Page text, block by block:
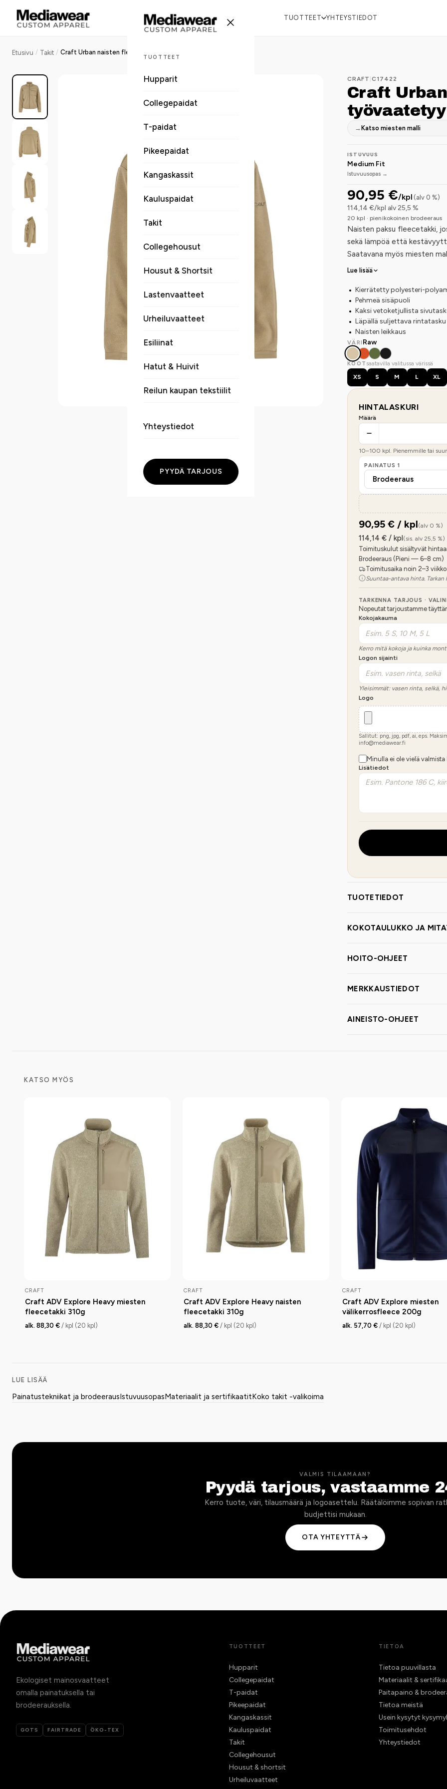
TUOTTEET YHTEYSTIEDOT
TUOTTEET
Hupparit
Collegepaidat
T-paidat
Pikeepaidat
Kangaskassit
Kauluspaidat
Takit
Collegehousut
Housut & Shortsit
Lastenvaatteet
Urheiluvaatteet
Esiliinat
Hatut & Huivit
Reilun kaupan tekstiilit
Yhteystiedot
PYYDÄ TARJOUS
Etusivu / Takit /
CRAFT C17422
Craft
→ Katso miesten malli
ISTUVUUS
Medium Fit
Istuvuusopas →
90,95 €/kpl (alv 0 %)
114,14 €/kpl alv 25,5 %
20 kpl · pienikokoinen brodeeraus
Naisten paksu fleecetakki,
sekä lämpöä että
Saatavana myös miesten
Lue lisää
Kierrätetty polyesteri-
Pehmeä sisäpuoli
Kaksi vetoketjullista
Läpällä suljettava rintatasku
Naisten leikkaus
VÄRI Raw
KOOT saatavilla valitussa värissä
XS
S M L XL
HINTALASKURI
Määrä
10–100 kpl. Pienemmille tai
PAINATUS 1
90,95 € / kpl(alv 0 %)
114,14 € / kpl(sis. alv 25,5 %)
Toimituskulut sisältyvät
Brodeeraus (Pieni — 6–8 cm)
Toimitusaika noin 2–3
Suuntaa-antava hinta.
TARKENNA TARJOUS ·
Nopeutat tarjoustamme
Kokojakauma
Kerro mitä kokoja ja kuinka
Logon sijainti
Yleisimmät: vasen rinta, selkä,
Logo
Sallitut: png, jpg, pdf, ai, eps.
info@mediawear.fi
Minulla ei ole vielä valmista
Lisätiedot
TUOTETIEDOT
KOKOTAULUKKO JA
HOITO-OHJEET
MERKKAUSTIEDOT
AINEISTO-OHJEET
KATSO MYÖS
CRAFT
Craft ADV Explore Heavy miesten
fleecetakki 310g
alk. 88,30 € / kpl (20 kpl)
CRAFT
Craft ADV Explore Heavy naisten
fleecetakki 310g
alk. 88,30 € / kpl (20 kpl)
CRAFT
Craft ADV Explore miesten
välikerrosfleece 200g
alk. 57,70 € / kpl (20 kpl)
LUE LISÄÄ
Painatustekniikat ja brodeerausIstuvuusopasMateriaalit ja sertifikaatitKoko takit -valikoima
VALMIS TILAAMAAN?
Pyydä tarjous, vastaamme
Kerro tuote, väri, tilausmäärä ja logoasettelu. Räätälöimme sopivan
budjettisi mukaan.
OTA YHTEYTTÄ
Ekologiset mainosvaatteet
omalla painatuksella tai
brodeerauksella.
GOTS FAIRTRADE ÖKO-TEX
TUOTTEET
Hupparit
Collegepaidat
T-paidat
Pikeepaidat
Kangaskassit
Kauluspaidat
Takit
Collegehousut
Housut & shortsit
Urheiluvaatteet
TIETOA
Tietoa puuvillasta
Materiaalit &
Paitapaino &
Tietoa meistä
Usein kysytyt
Toimitusehdot
Yhteystiedot